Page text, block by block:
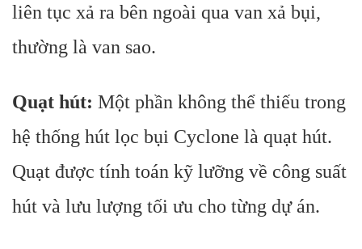
liên tục xả ra bên ngoài qua van xả bụi,
thường là van sao.
Quạt hút: Một phần không thể thiếu trong
hệ thống hút lọc bụi Cyclone là quạt hút.
Quạt được tính toán kỹ lưỡng về công suất
hút và lưu lượng tối ưu cho từng dự án.